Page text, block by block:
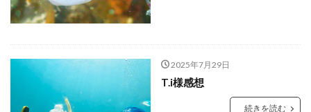
2025年7月29日
T.i様感想
続きを読む